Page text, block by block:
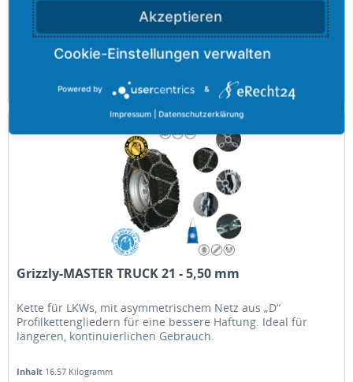
Inhalt10.95 Kilogramm
261,80 €
Merken
Grizzly-MASTER TRUCK 21 - 5,50 mm
Kette für LKWs, mit asymmetrischem Netz aus „D“
Profilkettengliedern für eine bessere Haftung. Ideal für
längeren, kontinuierlichen Gebrauch.
Inhalt 16.57 Kilogramm
Akzeptieren
Powered by &
Impressum | Datenschutzerklärung